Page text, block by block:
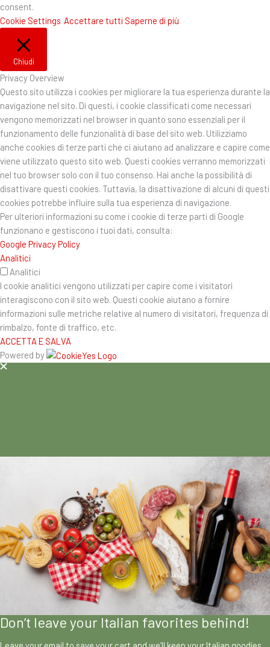
consent.
Cookie Settings Accettare tutti Saperne di più
Chiudi
Privacy Overview
Questo sito utilizza i cookies per migliorare la tua esperienza durante la
navigazione nel sito. Di questi, i cookie classificati come necessari
vengono memorizzati nel browser in quanto sono essenziali per il
funzionamento delle funzionalità di base del sito web. Utilizziamo
anche cookies di terze parti che ci aiutano ad analizzare e capire come
viene utilizzato questo sito web. Questi cookies verranno memorizzati
nel tuo browser solo con il tuo consenso. Hai anche la possibilità di
disattivare questi cookies. Tuttavia, la disattivazione di alcuni di questi
cookies potrebbe influire sulla tua esperienza di navigazione.
Per ulteriori informazioni su come i cookie di terze parti di Google
funzionano e gestiscono i tuoi dati, consulta:
Google Privacy Policy
Analitici
Analitici
I cookie analitici vengono utilizzati per capire come i visitatori
interagiscono con il sito web. Questi cookie aiutano a fornire
informazioni sulle metriche relative al numero di visitatori, frequenza di
rimbalzo, fonte di traffico, etc.
ACCETTA E SALVA
Powered by
Don’t leave your Italian favorites behind!